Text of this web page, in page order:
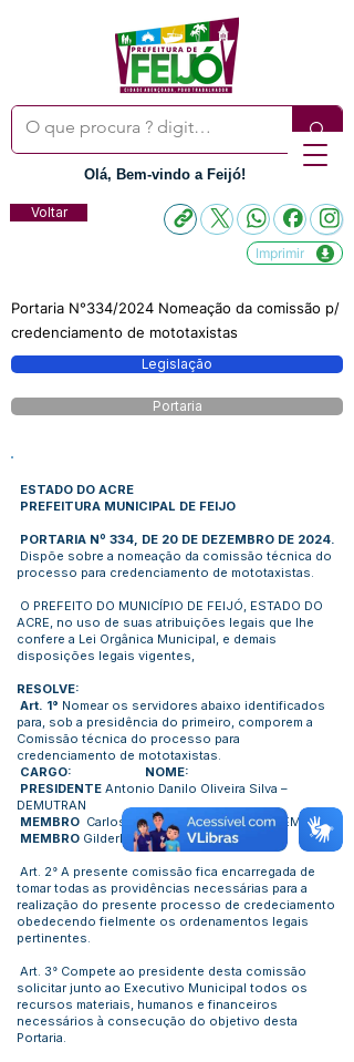
Olá, Bem-vindo a Feijó!
Voltar
Imprimir
Portaria N°334/2024 Nomeação da comissão p/
credenciamento de mototaxistas
Legislação
Portaria
ESTADO DO ACRE
PREFEITURA MUNICIPAL DE FEIJO
PORTARIA Nº 334, DE 20 DE DEZEMBRO DE 2024.
Dispõe sobre a nomeação da comissão técnica do
processo para credenciamento de mototaxistas.
O PREFEITO DO MUNICÍPIO DE FEIJÓ, ESTADO DO
ACRE, no uso de suas atribuições legais que lhe
confere a Lei Orgânica Municipal, e demais
disposições legais vigentes,
RESOLVE:
Art. 1° Nomear os servidores abaixo identificados
para, sob a presidência do primeiro, comporem a
Comissão técnica do processo para
credenciamento de mototaxistas.
CARGO: NOME:
PRESIDENTE Antonio Danilo Oliveira Silva –
DEMUTRAN
MEMBRO Carlos do Nascimento Braga – SEMOVUR
MEMBRO Gilderleny Moreira Lima– SEMAD
Art. 2° A presente comissão fica encarregada de
tomar todas as providências necessárias para a
realização do presente processo de credeciamento
obedecendo fielmente os ordenamentos legais
pertinentes.
Art. 3° Compete ao presidente desta comissão
solicitar junto ao Executivo Municipal todos os
recursos materiais, humanos e financeiros
necessários à consecução do objetivo desta
Portaria.